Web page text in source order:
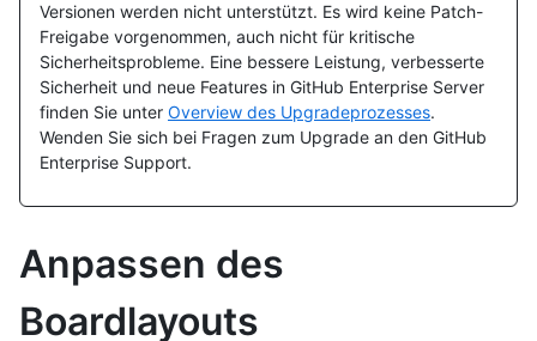
Versionen werden nicht unterstützt. Es wird keine Patch-
Freigabe vorgenommen, auch nicht für kritische
Sicherheitsprobleme. Eine bessere Leistung, verbesserte
Sicherheit und neue Features in GitHub Enterprise Server
finden Sie unter Overview des Upgradeprozesses.
Wenden Sie sich bei Fragen zum Upgrade an den GitHub
Enterprise Support.
Anpassen des
Boardlayouts